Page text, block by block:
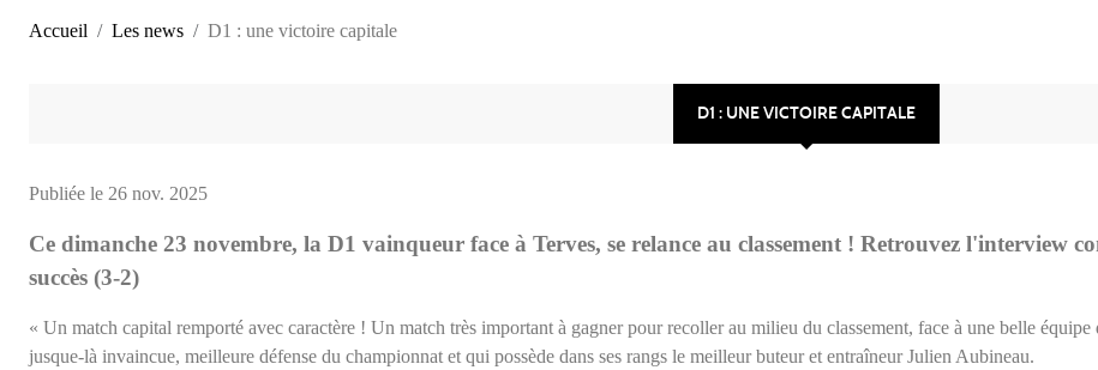
Accueil Les news D1 : une victoire capitale
D1 : UNE VICTOIRE CAPITALE
Publiée le 26 nov. 2025
Ce dimanche 23 novembre, la D1 vainqueur face à Terves, se relance au classement ! Retrouvez l'interview
succès (3-2)
« Un match capital remporté avec caractère ! Un match très important à gagner pour recoller au milieu du classement, face à une belle équipe
jusque-là invaincue, meilleure défense du championnat et qui possède dans ses rangs le meilleur buteur et entraîneur Julien Aubineau.